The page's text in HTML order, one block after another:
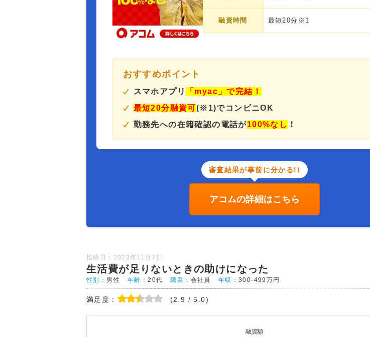
融資時間 最短20分※1
おすすめポイント
スマホアプリ
「myac」で完結！
最短20分融資可(※1)でコンビニOK
勤務先への在籍確認の電話が100%なし ！
審査結果が事前に分かる!!
アコムの詳細はこちら
投稿日：2023年11月7日
生活費が足りないときの助けになった
性別： 男性 年齢：20代 職業： 会社員 年収：300-499万円
満足度： (2.9 / 5.0)